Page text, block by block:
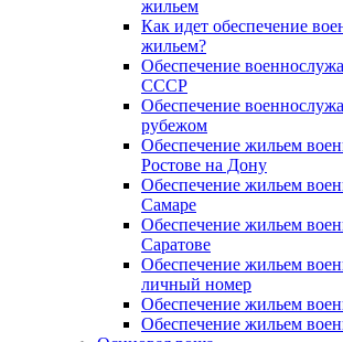
жильем
Как идет обеспечение
жильем?
Обеспечение
СССР
Обеспечение
рубежом
Обеспечение жильем
Ростове на Дону
Обеспечение жильем
Самаре
Обеспечение жильем
Саратове
Обеспечение жильем
личный номер
Обеспечение жильем
Обеспечение жильем